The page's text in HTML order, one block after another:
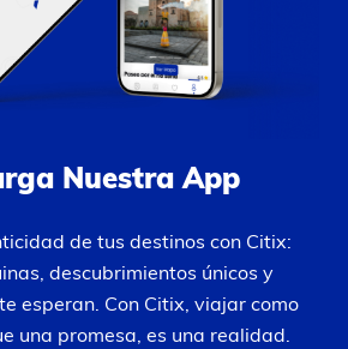
Nuestra App
de tus destinos con Citix:
descubrimientos únicos y
esperan. Con Citix, viajar como
una promesa, es una realidad.